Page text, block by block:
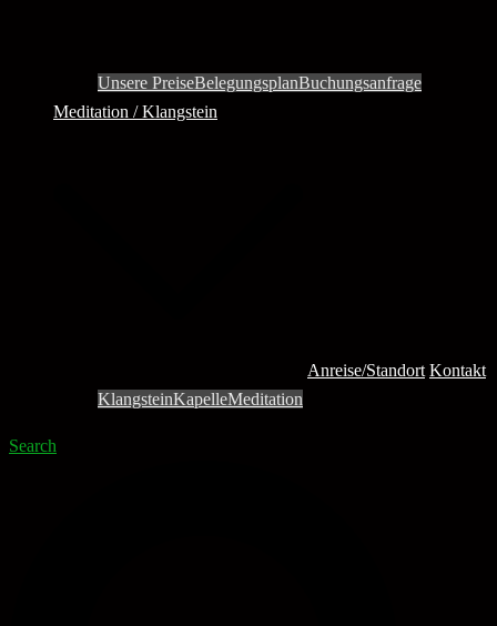
Unsere PreiseBelegungsplanBuchungsanfrage
Meditation / Klangstein
KlangsteinKapelleMeditation
Anreise/Standort Kontakt
Search